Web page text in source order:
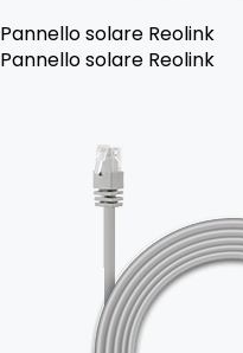
Pannello solare Reolink
Pannello solare Reolink